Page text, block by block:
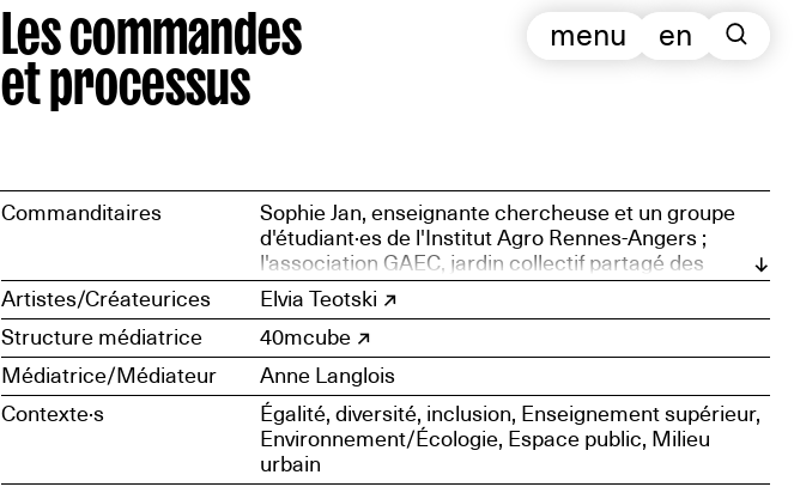
Les commandes
et processus
en
menu
Commanditaires
Sophie Jan, enseignante chercheuse et un groupe
d'étudiant·es de l'Institut Agro Rennes-Angers ;
l'association GAEC, jardin collectif partagé des
prairies ; l'association L'Autre regard ; le jardin
partagé du Quartier Armorique
Artistes/Créateurices
Elvia Teotski
Structure médiatrice
40mcube
Médiatrice/Médiateur
Anne Langlois
Contexte·s
Égalité, diversité, inclusion, Enseignement supérieur,
Environnement/Écologie, Espace public, Milieu
urbain